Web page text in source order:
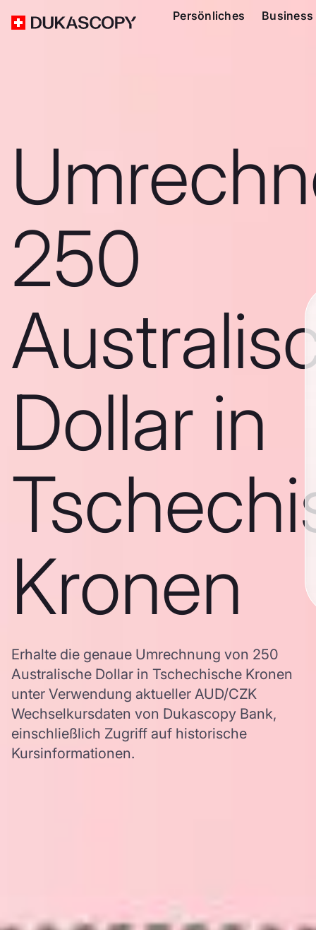
Persönliches Business
250
Dollar in
Kronen
Erhalte die genaue Umrechnung von 250
Australische Dollar in Tschechische Kronen
unter Verwendung aktueller AUD/CZK
Wechselkursdaten von Dukascopy Bank,
einschließlich Zugriff auf historische
Kursinformationen.